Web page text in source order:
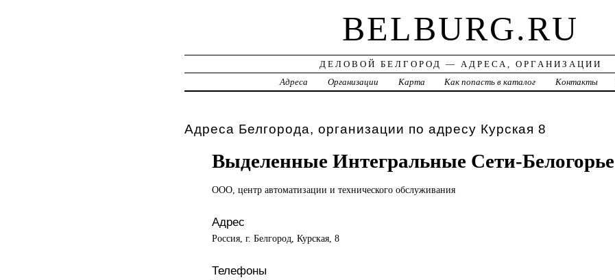
BELBURG.RU
ДЕЛОВОЙ БЕЛГОРОД — АДРЕСА, ОРГАНИЗАЦИИ
Адреса
Организации Карта Как попасть в каталог Контакты
Адреса Белгорода, организации по адресу Курская 8
Выделенные Интегральные Сети-Белогорье
ООО, центр автоматизации и технического обслуживания
Адрес
Россия, г. Белгород, Курская, 8
Телефоны